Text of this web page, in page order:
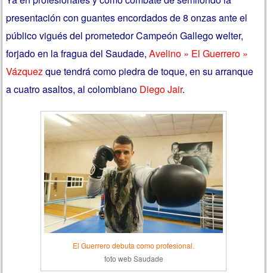
presentación con guantes encordados de 8 onzas ante el
público vigués del prometedor Campeón Gallego welter,
forjado en la fragua del Saudade,Avelino » El Guerrero »
Vázquezque tendrá como piedra de toque, en su arranque
a cuatro asaltos, al colombiano Diego Jair.
El Guerrero debuta como profesional.
foto web Saudade